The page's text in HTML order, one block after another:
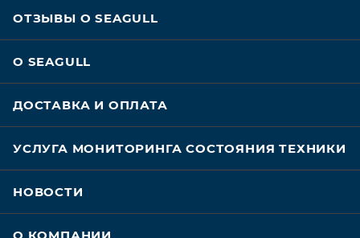
ОТЗЫВЫ О SEAGULL
О SEAGULL
ДОСТАВКА И ОПЛАТА
УСЛУГА МОНИТОРИНГА СОСТОЯНИЯ ТЕХНИКИ
НОВОСТИ